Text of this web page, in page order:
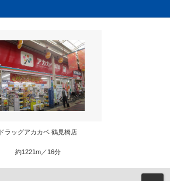
ドラッグアカカベ 鶴見橋店
約1221m／16分